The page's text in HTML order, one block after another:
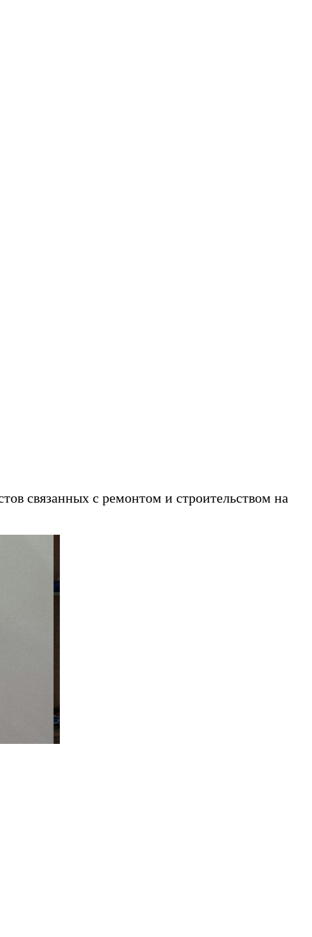
связанных с ремонтом и строительством на